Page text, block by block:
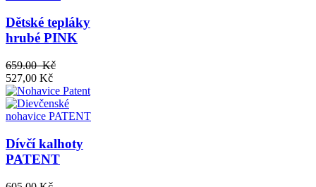
Dětské tepláky
hrubé PINK
659.00 Kč
527,00 Kč
Dívčí kalhoty
PATENT